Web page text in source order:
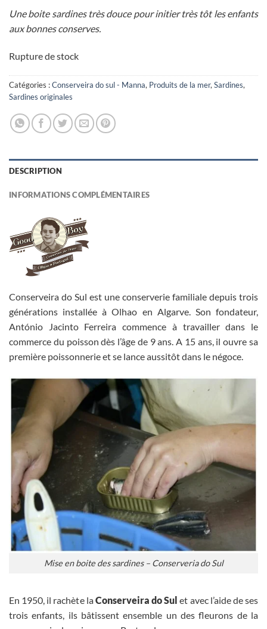
Une boite sardines très douce pour initier très tôt les enfants
aux bonnes conserves.
Rupture de stock
Catégories :Conserveira do sul - Manna, Produits de la mer,Sardines,
Sardines originales
DESCRIPTION
INFORMATIONS COMPLÉMENTAIRES
Conserveira do Sul est une conserverie familiale depuis trois
générations installée à Olhao en Algarve. Son fondateur,
António Jacinto Ferreira commence à travailler dans le
commerce du poisson dès l’âge de 9 ans. A 15 ans, il ouvre sa
première poissonnerie et se lance aussitôt dans le négoce.
Mise en boite des sardines – Conserveria do Sul
En 1950, il rachète laConserveira do Sul et avec l’aide de ses
trois enfants, ils bâtissent ensemble un des fleurons de la